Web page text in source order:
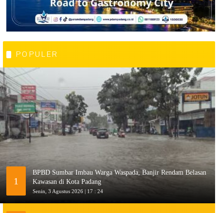
POPULER
1
BPBD Sumbar Imbau Warga Waspada, Banjir Rendam Belasan
Kawasan di Kota Padang
Senin, 3 Agustus 2026 | 17 : 24